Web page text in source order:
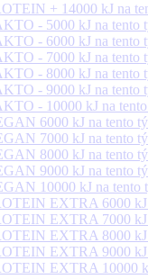
+ 14000 kJ na
- 5000 kJ na tento
- 6000 kJ na tento
- 7000 kJ na tento
- 8000 kJ na tento
- 9000 kJ na tento
- 10000 kJ na
6000 kJ na tento
7000 kJ na tento
8000 kJ na tento
9000 kJ na tento
10000 kJ na tento
EXTRA 6000 kJ
EXTRA 7000 kJ
EXTRA 8000 kJ
EXTRA 9000 kJ
EXTRA 10000